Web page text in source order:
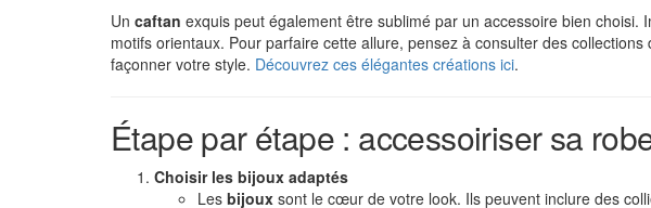
Un caftan exquis peut également être sublimé par un accessoire bien choisi.
motifs orientaux. Pour parfaire cette allure, pensez à consulter des collections
façonner votre style. Découvrez ces élégantes créations ici.
Étape par étape : accessoiriser sa
Choisir les bijoux adaptés
Les bijoux sont le cœur de votre look. Ils peuvent inclure des